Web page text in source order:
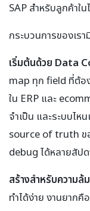
SAP สำหรับลูกค้าใ
กระบวนการของเร
เริ่มต้นด้วย Data
map ทุก field ที่ต้อ
ใน ERP และ
จำเป็น และระบบไห
source of truth ข
debug ได้หลายสัป
สร้างสำหรับความล้
ทำได้ง่าย งานยาก